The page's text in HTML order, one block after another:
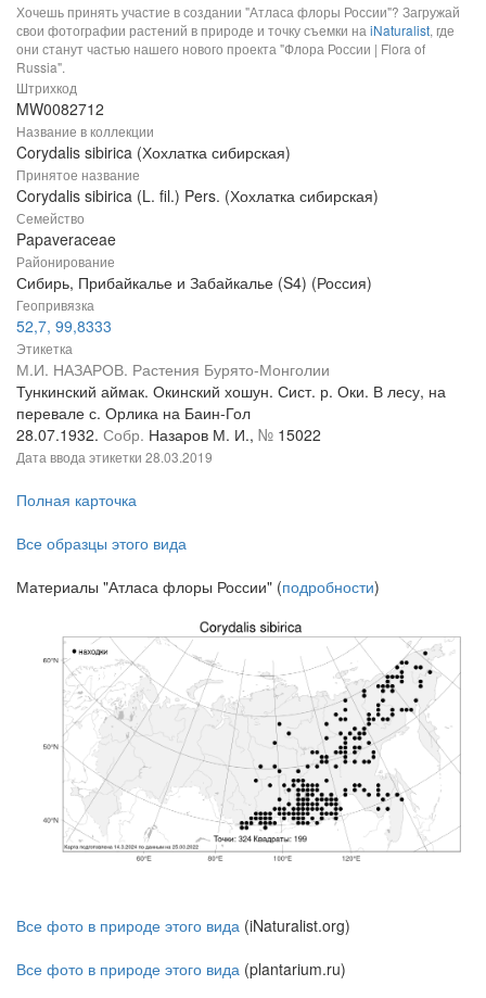
Хочешь принять участие в создании "Атласа флоры России"? Загружай
свои фотографии растений в природе и точку съемки на iNaturalist, где
они станут частью нашего нового проекта "Флора России | Flora of
Russia".
Штрихкод
MW0082712
Название в коллекции
Corydalis sibirica (Хохлатка сибирская)
Принятое название
Corydalis sibirica (L. fil.) Pers. (Хохлатка сибирская)
Семейство
Papaveraceae
Районирование
Сибирь, Прибайкалье и Забайкалье (S4) (Россия)
Геопривязка
52,7, 99,8333
Этикетка
М.И. НАЗАРОВ. Растения Бурято-Монголии
Тункинский аймак. Окинский хошун. Сист. р. Оки. В лесу, на
перевале с. Орлика на Баин-Гол
28.07.1932. Собр. Назаров М. И., № 15022
Дата ввода этикетки 28.03.2019
Полная карточка
Все образцы этого вида
Материалы "Атласа флоры России" (подробности)
Все фото в природе этого вида (iNaturalist.org)
Все фото в природе этого вида (plantarium.ru)